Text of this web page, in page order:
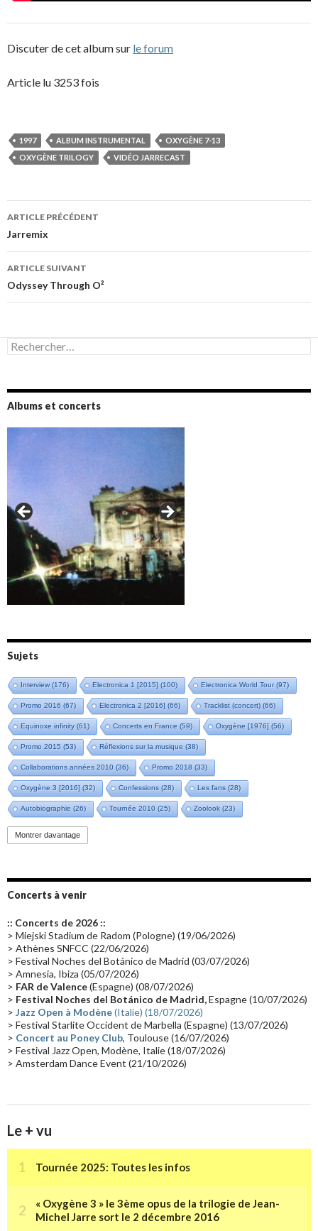
Discuter de cet album sur le forum
Article lu 3253 fois
1997 ALBUM INSTRUMENTAL
OXYGÈNE 7-13
OXYGÈNE TRILOGY
VIDÉO JARRECAST
Navigation
des
articles
ARTICLE PRÉCÉDENT
Jarremix
ARTICLE SUIVANT
Odyssey Through O²
Rechercher :
Albums et concerts
Amazônia (2021)
Oxymore (2022)
Versailles 400 (2024)
Live in Bratislava (2025)
Sujets
Interview(176) Electronica 1 [2015] (100) Electronica World Tour(97)
Promo 2016 (67) Electronica 2 [2016] (66) Tracklist (concert) (66)
Equinoxe infinity(61) Concerts en France (59) Oxygène [1976] (56)
Promo 2015 (53) Réflexions sur la musique (38)
Collaborations années 2010 (36) Promo 2018 (33)
Oxygène 3 [2016] (32) Confessions (28) Les fans (28)
Autobiographie (26) Tournée 2010 (25) Zoolook (23)
Promo 2019(23)
Groupe de Recherche Musicale
Passages radio Vidéo Jarrecast (16) Synthé 80's
Les concerts en Chine(16) Cinéma
Synthé Roland(15) Belgique(15)
(14) Astronomie (14) (14)
Tournée 2025(14) 2024(14) Chine(13)
Montrer davantage
Concerts à venir
:: Concerts de 2026 ::
> Miejski Stadium de Radom (Pologne) (19/06/2026)
> Athènes SNFCC (22/06/2026)
> Festival Noches del Botánico de Madrid (03/07/2026)
> Amnesia, Ibiza (05/07/2026)
> FAR de Valence(Espagne) (08/07/2026)
> Festival Noches del Botánico de Madrid,Espagne (10/07/2026)
> Jazz Open à Modène(Italie) (18/07/2026)
> Festival Starlite Occident de Marbella (Espagne) (13/07/2026)
> Concert au Poney Club, Toulouse (16/07/2026)
> Festival Jazz Open, Modène, Italie (18/07/2026)
> Amsterdam Dance Event (21/10/2026)
Le + vu